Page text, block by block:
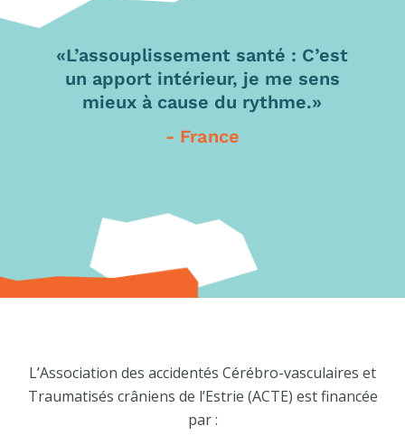
santé : C’est
intérieur, je me sens
à cause du rythme.»
« À l'ACTE,
L’Association des accidentés Cérébro-vasculaires et
Traumatisés crâniens de l’Estrie (ACTE) est financée
par :